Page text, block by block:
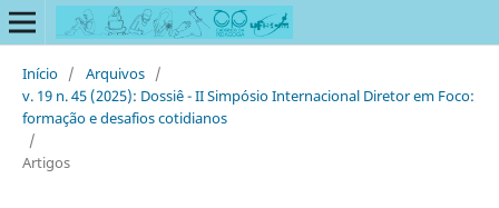
Início / Arquivos /
v. 19 n. 45 (2025): Dossiê - II Simpósio Internacional Diretor em Foco:
formação e desafios cotidianos
/
Artigos